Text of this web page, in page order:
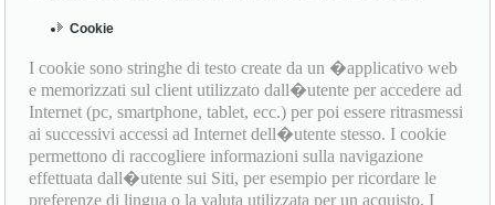
Cookie
I cookie sono stringhe di testo create da un �applicativo web
e memorizzati sul client utilizzato dall�utente per accedere ad
Internet (pc, smartphone, tablet, ecc.) per poi essere ritrasmessi
ai successivi accessi ad Internet dell�utente stesso. I cookie
permettono di raccogliere informazioni sulla navigazione
effettuata dall�utente sui Siti, per esempio per ricordare le
preferenze di lingua o la valuta utilizzata per un acquisto. I